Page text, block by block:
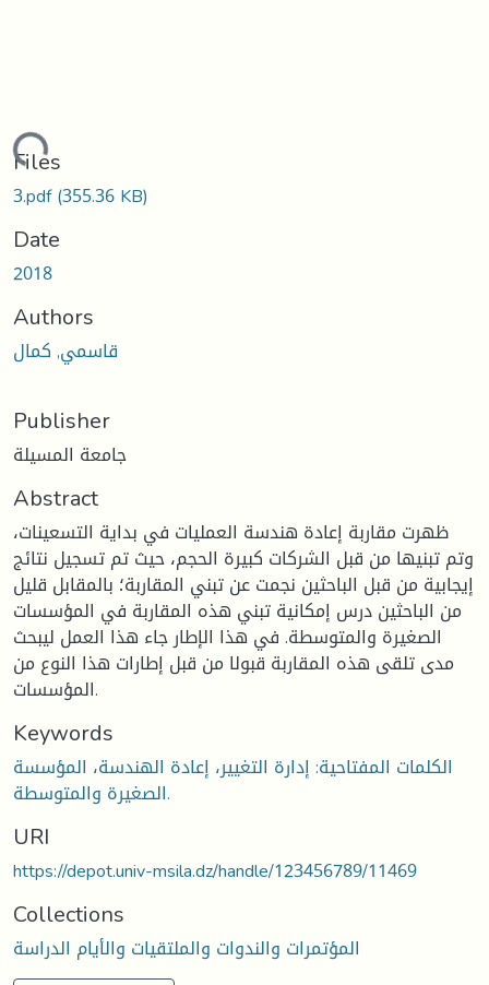
Files
3.pdf(355.36 KB)
Date
2018
Authors
قاسمي, كمال
Publisher
جامعة المسيلة
Abstract
ظهرت مقاربة إعادة هندسة العمليات في بداية التسعينات،
وتم تبنيها من قبل الشركات كبيرة الحجم، حيث تم تسجيل نتائج
إيجابية من قبل الباحثين نجمت عن تبني المقاربة؛ بالمقابل قليل
من الباحثين درس إمكانية تبني هذه المقاربة في المؤسسات
الصغيرة والمتوسطة. في هذا الإطار جاء هذا العمل ليبحث
مدى تلقى هذه المقاربة قبولا من قبل إطارات هذا النوع من
المؤسسات.
Keywords
الكلمات المفتاحية: إدارة التغيير، إعادة الهندسة، المؤسسة
الصغيرة والمتوسطة.
URI
https://depot.univ-msila.dz/handle/123456789/11469
Collections
المؤتمرات والندوات والملتقيات والأيام الدراسة